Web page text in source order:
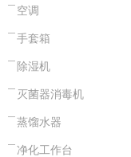
空调
手套箱
除湿机
灭菌器消毒机
蒸馏水器
净化工作台